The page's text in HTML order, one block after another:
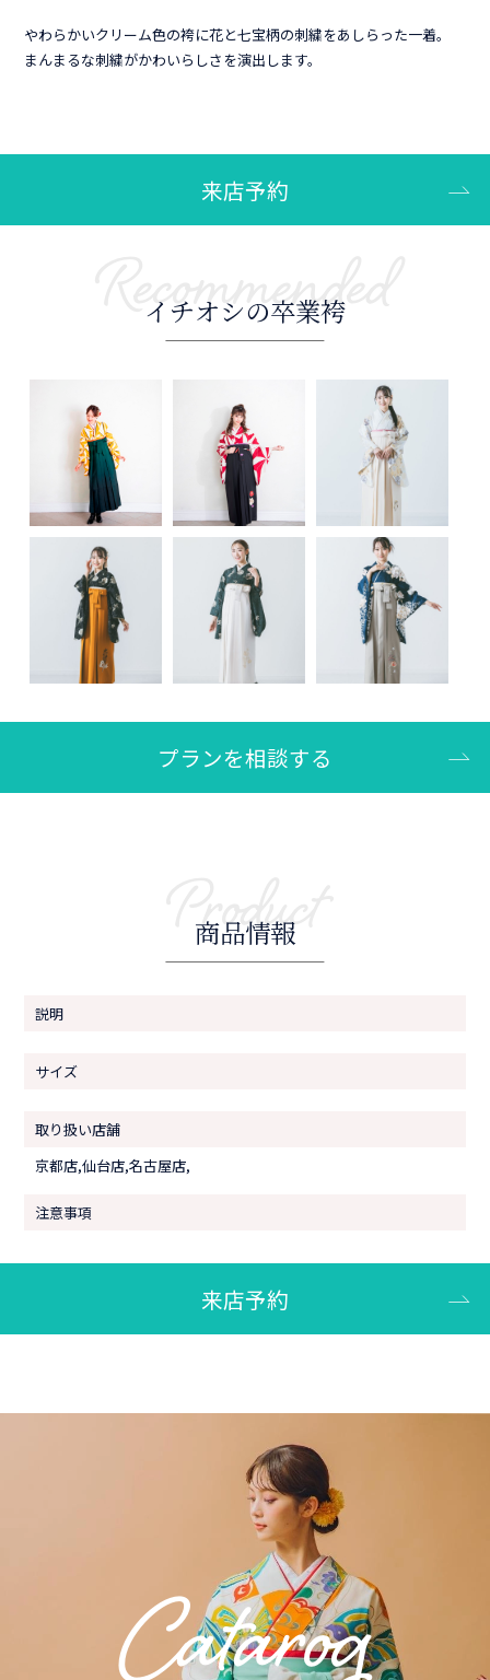
やわらかいクリーム色の袴に花と七宝柄の刺繍をあしらった一着。
まんまるな刺繍がかわいらしさを演出します。
来店予約
Recommended
イチオシの卒業袴
プランを相談する
Product
商品情報
説明
サイズ
取り扱い店舗
京都店,仙台店,名古屋店,
注意事項
来店予約